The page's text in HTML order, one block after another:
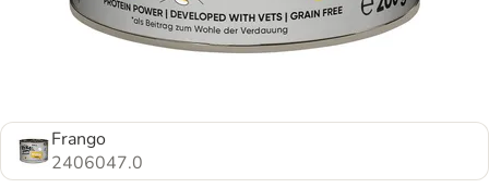
Frango
2406047.0